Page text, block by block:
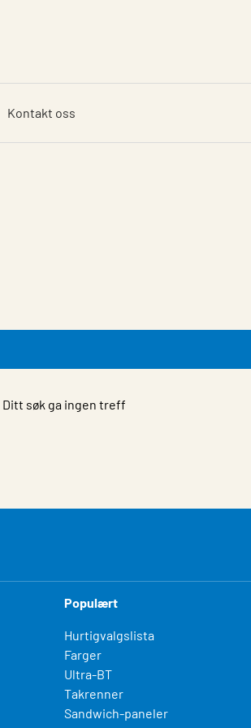
Kontakt oss
Ditt søk ga ingen treff
Populært
Hurtigvalgslista
Farger
Ultra-BT
Takrenner
Sandwich-paneler